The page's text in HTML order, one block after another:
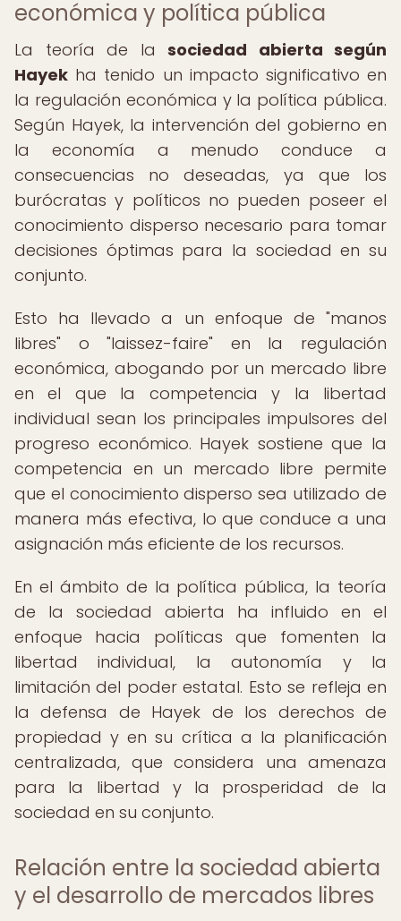
económica y política pública
La teoría de la sociedad abierta según
Hayek ha tenido un impacto significativo en
la regulación económica y la política pública.
Según Hayek, la intervención del gobierno en
la economía a menudo conduce a
consecuencias no deseadas, ya que los
burócratas y políticos no pueden poseer el
conocimiento disperso necesario para tomar
decisiones óptimas para la sociedad en su
conjunto.
Esto ha llevado a un enfoque de "manos
libres" o "laissez-faire" en la regulación
económica, abogando por un mercado libre
en el que la competencia y la libertad
individual sean los principales impulsores del
progreso económico. Hayek sostiene que la
competencia en un mercado libre permite
que el conocimiento disperso sea utilizado de
manera más efectiva, lo que conduce a una
asignación más eficiente de los recursos.
En el ámbito de la política pública, la teoría
de la sociedad abierta ha influido en el
enfoque hacia políticas que fomenten la
libertad individual, la autonomía y la
limitación del poder estatal. Esto se refleja en
la defensa de Hayek de los derechos de
propiedad y en su crítica a la planificación
centralizada, que considera una amenaza
para la libertad y la prosperidad de la
sociedad en su conjunto.
Relación entre la sociedad abierta
y el desarrollo de mercados libres